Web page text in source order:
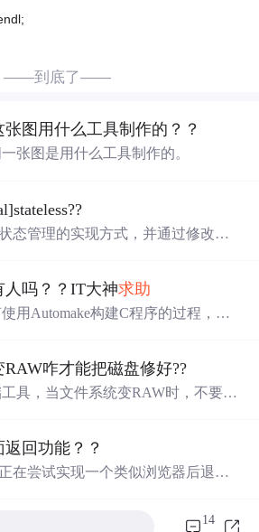
——到底了——
张图用什么工具制作的？？
一张图是用什么工具制作的。
态管理的实现方式，并通过修改Mat
务仍能保持状态。
人吗？？IT大神求助
用Automake构建C程序的过程，包
Makefile，并执行make进行编译。文
，并展示了生成的Makefile的部分内
咋才能把磁盘修好??
具，当文件系统变RAW时，不要进
。
回功能？？
在尝试实现一个类似浏览器后退按
14